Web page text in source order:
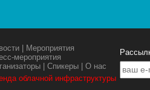
| Мероприятия
мероприятия
|Спикеры |О нас
облачной инфраструктуры